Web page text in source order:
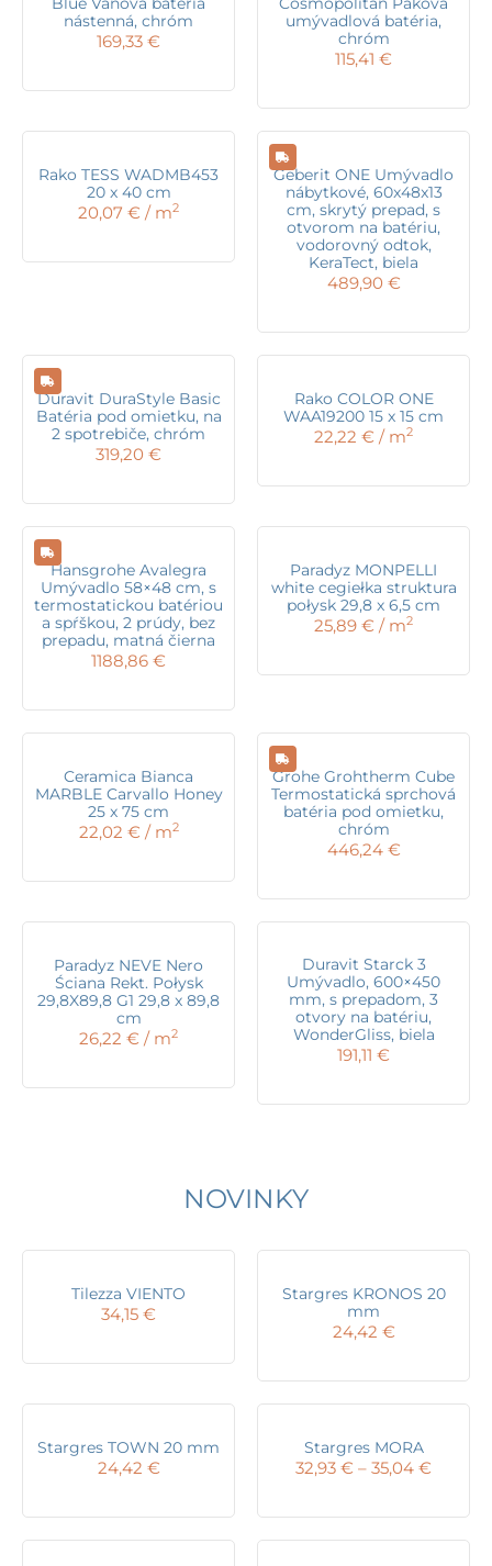
nástenná, chróm
169,33 €
umývadlová batéria,
chróm
115,41 €
Rako TESS WADMB453
20 x 40 cm
20,07 € / m2
Geberit ONE Umývadlo
nábytkové, 60x48x13
cm, skrytý prepad, s
otvorom na batériu,
vodorovný odtok,
KeraTect, biela
489,90 €
Duravit DuraStyle Basic
Batéria pod omietku, na
2 spotrebiče, chróm
319,20 €
Rako COLOR ONE
WAA19200 15 x 15 cm
22,22 € / m2
Hansgrohe Avalegra
Umývadlo 58×48 cm, s
termostatickou batériou
a spŕškou, 2 prúdy, bez
prepadu, matná čierna
1188,86 €
Paradyz MONPELLI
white cegiełka struktura
połysk 29,8 x 6,5 cm
25,89 € / m2
Ceramica Bianca
MARBLE Carvallo Honey
25 x 75 cm
22,02 € / m2
Grohe Grohtherm Cube
Termostatická sprchová
batéria pod omietku,
chróm
446,24 €
Paradyz NEVE Nero
Ściana Rekt. Połysk
29,8X89,8 G1 29,8 x 89,8
cm
26,22 € / m2
Duravit Starck 3
Umývadlo, 600×450
mm, s prepadom, 3
otvory na batériu,
WonderGliss, biela
191,11 €
NOVINKY
Tilezza VIENTO
34,15 €
Stargres KRONOS 20
mm
24,42 €
Stargres TOWN 20 mm
24,42 €
Stargres MORA
32,93 € – 35,04 €
32,93 €